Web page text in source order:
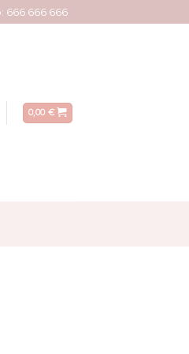
666 666 666
0,00 €